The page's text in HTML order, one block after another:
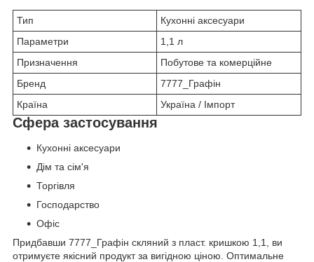
Тип
Кухонні аксесуари
Параметри
1,1 л
Призначення
Побутове та комерційне
Бренд
7777_Графін
Країна
Україна / Імпорт
Сфера застосування
Кухонні аксесуари
Дім та сім'я
Торгівля
Господарство
Офіс
Придбавши 7777_Графін скляний з пласт. кришкою 1,1, ви
отримуєте якісний продукт за вигідною ціною. Оптимальне